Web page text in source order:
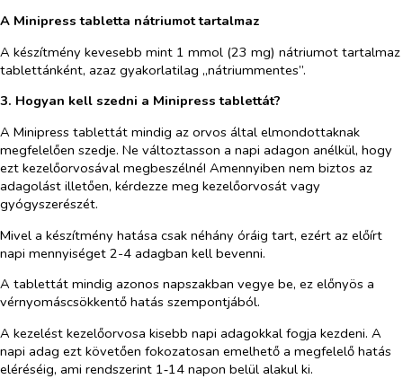
A Minipress tabletta nátriumot tartalmaz
A készítmény kevesebb mint 1 mmol (23 mg) nátriumot tartalmaz
tablettánként, azaz gyakorlatilag „nátriummentes”.
3. Hogyan kell szedni a Minipress tablettát?
A Minipress tablettát mindig az orvos által elmondottaknak
megfelelően szedje. Ne változtasson a napi adagon anélkül, hogy
ezt kezelőorvosával megbeszélné! Amennyiben nem biztos az
adagolást illetően, kérdezze meg kezelőorvosát vagy
gyógyszerészét.
Mivel a készítmény hatása csak néhány óráig tart, ezért az előírt
napi mennyiséget 2-4 adagban kell bevenni.
A tablettát mindig azonos napszakban vegye be, ez előnyös a
vérnyomáscsökkentő hatás szempontjából.
A kezelést kezelőorvosa kisebb napi adagokkal fogja kezdeni. A
napi adag ezt követően fokozatosan emelhető a megfelelő hatás
eléréséig, ami rendszerint 1‑14 napon belül alakul ki.